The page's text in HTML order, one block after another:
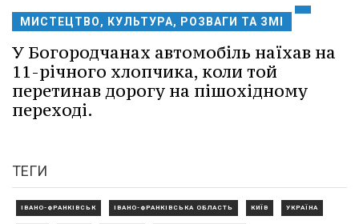
МИСТЕЦТВО, КУЛЬТУРА, РОЗВАГИ ТА ЗМІ
У Богородчанах автомобіль наїхав на
11-річного хлопчика, коли той
перетинав дорогу на пішохідному
переході.
ТЕГИ
ІВАНО-ФРАНКІВСЬК ІВАНО-ФРАНКІВСЬКА ОБЛАСТЬ КИЇВ УКРАЇНА